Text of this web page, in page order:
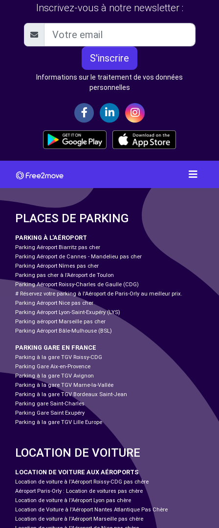
Inscrivez-vous à notre newsletter :
S'inscrire
Informations sur le traitement de vos données
personnelles
PLACES DE PARKING
PARKING À L'AÉROPORT
Parking Aéroport Biarritz pas cher
Parking Aéroport de Cannes - Mandelieu pas cher
Parking Aéroport Nîmes pas cher
Parking pas cher à l’Aéroport de Toulon
Parking Aéroport Roissy-Charles de Gaulle (CDG)
# Réservez votre parking à l'Aéroport de Paris-Orly au meilleur prix.
Parking Aéroport Nice pas cher
Parking Aéroport Lyon-Saint-Exupéry (LYS)
Parking aéroport Marseille pas cher
Parking Aéroport Bâle-Mulhouse (BSL)
PARKING GARE EN FRANCE
Parking à la gare TGV Roissy-CDG
Parking Gare Aix-en-Provence
Parking à la gare TGV Avignon
Parking à la gare TGV Marne-la-Vallée
Parking à la gare TGV Bordeaux Saint-Jean
Parking gare Saint-Charles
Parking Gare Saint Exupéry
Parking à la gare TGV Lille Europe
LOCATION DE VOITURE
LOCATION DE VOITURE AUX AÉROPORTS
Location de voiture à l'Aéroport Roissy-CDG pas chère
Aéroport Paris-Orly : Location de voitures pas chère
Location de voiture à l'Aéroport Lyon pas chère
Location de Voiture à l'Aéroport Nantes Atlantique Pas Chère
Location de voiture à l'Aéroport Marseille pas chère